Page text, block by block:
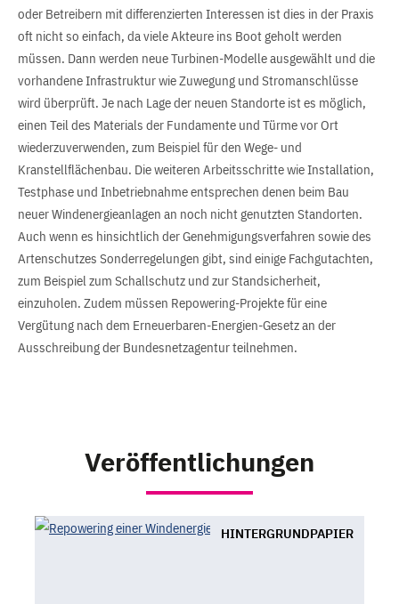
oder Betreibern mit differenzierten Interessen ist dies in der Praxis
oft nicht so einfach, da viele Akteure ins Boot geholt werden
müssen. Dann werden neue Turbinen-Modelle ausgewählt und die
vorhandene Infrastruktur wie Zuwegung und Stromanschlüsse
wird überprüft. Je nach Lage der neuen Standorte ist es möglich,
einen Teil des Materials der Fundamente und Türme vor Ort
wiederzuverwenden, zum Beispiel für den Wege- und
Kranstellflächenbau. Die weiteren Arbeitsschritte wie Installation,
Testphase und Inbetriebnahme entsprechen denen beim Bau
neuer Windenergieanlagen an noch nicht genutzten Standorten.
Auch wenn es hinsichtlich der Genehmigungsverfahren sowie des
Artenschutzes Sonderregelungen gibt, sind einige Fachgutachten,
zum Beispiel zum Schallschutz und zur Standsicherheit,
einzuholen. Zudem müssen Repowering-Projekte für eine
Vergütung nach dem Erneuerbaren-Energien-Gesetz an der
Ausschreibung der Bundesnetzagentur teilnehmen.
Veröffentlichungen
HINTERGRUNDPAPIER